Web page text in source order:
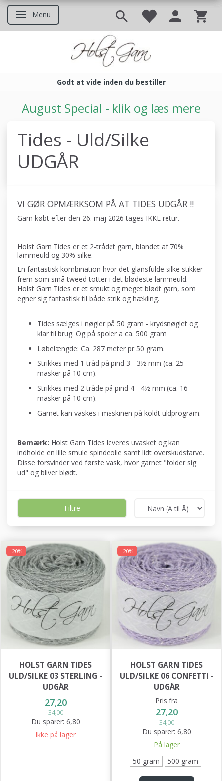
Skifte navigation
Menu
Godt at vide inden du bestiller
August Special - klik og læs mere
Tides - Uld/Silke
UDGÅR
VI GØR OPMÆRKSOM PÅ AT TIDES UDGÅR !!
Garn købt efter den 26. maj 2026 tages IKKE retur.
Holst Garn Tides er et 2-trådet garn, blandet af 70%
lammeuld og 30% silke.
En fantastisk kombination hvor det glansfulde silke stikker
frem som små tweed totter i det blødeste lammeuld.
Holst Garn Tides er et smukt og meget blødt garn, som
egner sig fantastisk til både strik og hækling.
Tides sælges i nøgler på 50 gram - krydsnøglet og
klar til brug. Og på spoler a ca. 500 gram.
Løbelængde: Ca. 287 meter pr 50 gram.
Strikkes med 1 tråd på pind 3 - 3½ mm (ca. 25
masker på 10 cm).
Strikkes med 2 tråde på pind 4 - 4½ mm (ca. 16
masker på 10 cm).
Garnet kan vaskes i maskinen på koldt uldprogram.
Bemærk: Holst Garn Tides leveres uvasket og kan
indholde en lille smule spindeolie samt lidt overskudsfarve.
Disse forsvinder ved første vask, hvor garnet "folder sig
ud" og bliver blødt.
Filtre
-20%
HOLST GARN TIDES
ULD/SILKE 03 STERLING -
UDGÅR
27,20
34,00
Du sparer: 6,80
Ikke på lager
-20%
HOLST GARN TIDES
ULD/SILKE 06 CONFETTI -
UDGÅR
Pris fra
27,20
34,00
Du sparer: 6,80
På lager
50 gram
500 gram